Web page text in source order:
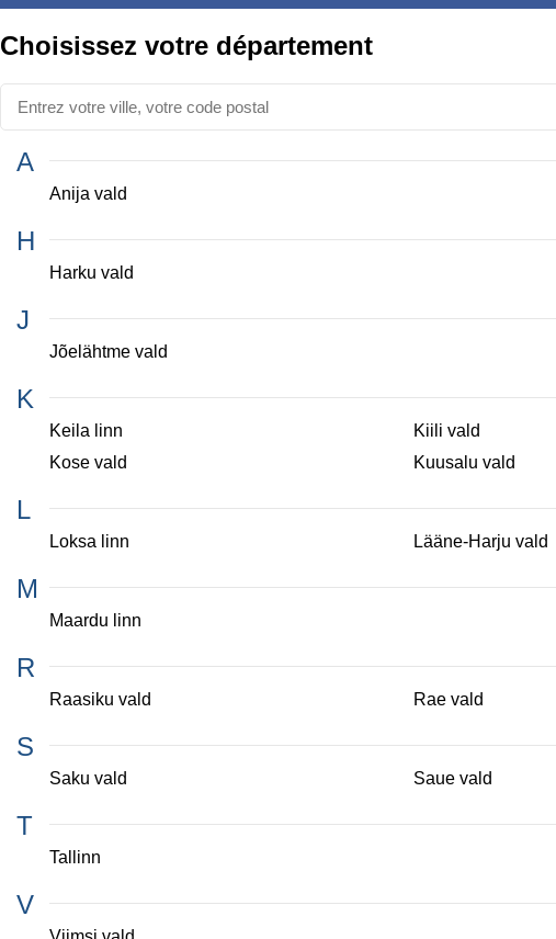
Choisissez votre département
A
Anija vald
H
Harku vald
J
Jõelähtme vald
K
Keila linn
Kiili vald
Kose vald
Kuusalu vald
L
Loksa linn Lääne-Harju vald
M
Maardu linn
R
Raasiku vald Rae vald
S
Saku vald Saue vald
T
Tallinn
V